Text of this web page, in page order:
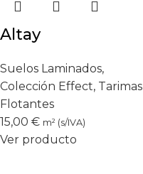
Altay
Suelos Laminados,
Colección Effect, Tarimas
Flotantes
15,00 € m² (s/IVA)
Ver producto